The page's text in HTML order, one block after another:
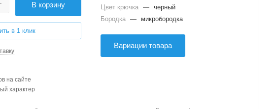
В корзину
в 1 клик
на сайте
характер
Цвет крючка — черный
Бородка — микробородка
Вариации товара